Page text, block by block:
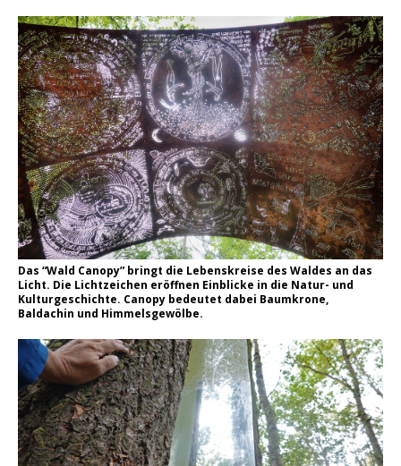
Das “Wald Canopy” bringt die Lebenskreise des Waldes an das
Licht. Die Lichtzeichen eröffnen Einblicke in die Natur- und
Kulturgeschichte. Canopy bedeutet dabei Baumkrone,
Baldachin und Himmelsgewölbe.